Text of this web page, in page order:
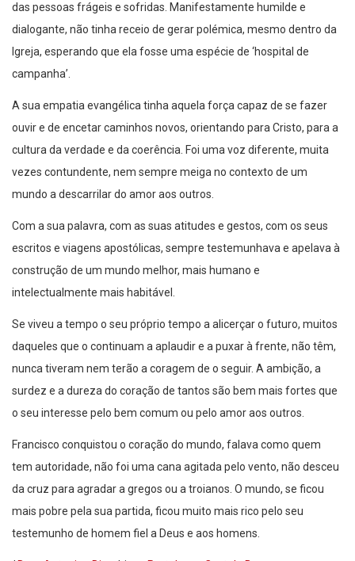
das pessoas frágeis e sofridas. Manifestamente humilde e
dialogante, não tinha receio de gerar polémica, mesmo dentro da
Igreja, esperando que ela fosse uma espécie de ‘hospital de
campanha’.
A sua empatia evangélica tinha aquela força capaz de se fazer
ouvir e de encetar caminhos novos, orientando para Cristo, para a
cultura da verdade e da coerência. Foi uma voz diferente, muita
vezes contundente, nem sempre meiga no contexto de um
mundo a descarrilar do amor aos outros.
Com a sua palavra, com as suas atitudes e gestos, com os seus
escritos e viagens apostólicas, sempre testemunhava e apelava à
construção de um mundo melhor, mais humano e
intelectualmente mais habitável.
Se viveu a tempo o seu próprio tempo a alicerçar o futuro, muitos
daqueles que o continuam a aplaudir e a puxar à frente, não têm,
nunca tiveram nem terão a coragem de o seguir. A ambição, a
surdez e a dureza do coração de tantos são bem mais fortes que
o seu interesse pelo bem comum ou pelo amor aos outros.
Francisco conquistou o coração do mundo, falava como quem
tem autoridade, não foi uma cana agitada pelo vento, não desceu
da cruz para agradar a gregos ou a troianos. O mundo, se ficou
mais pobre pela sua partida, ficou muito mais rico pelo seu
testemunho de homem fiel a Deus e aos homens.